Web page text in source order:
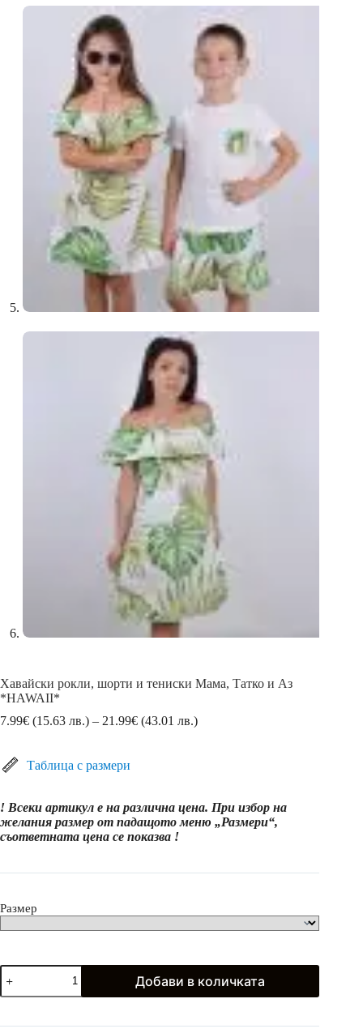
Хавайски рокли, шорти и тениски Мама, Татко и Аз
*HAWAII*
7.99€ (15.63 лв.) – 21.99€ (43.01 лв.)Price
21.99€
(43.01
Таблица с размери
! Всеки артикул е на различна цена. При избор на
желания размер от падащото меню „Размери“,
съответната цена се показва !
Размер
количество
за
Хавайски
шорти
Добави в количката